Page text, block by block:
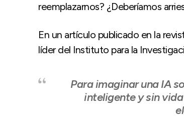
reemplazarnos? ¿Deberíamos
En un artículo publicado en la
líder del Instituto para la
Para imaginar una IA
inteligente y sin